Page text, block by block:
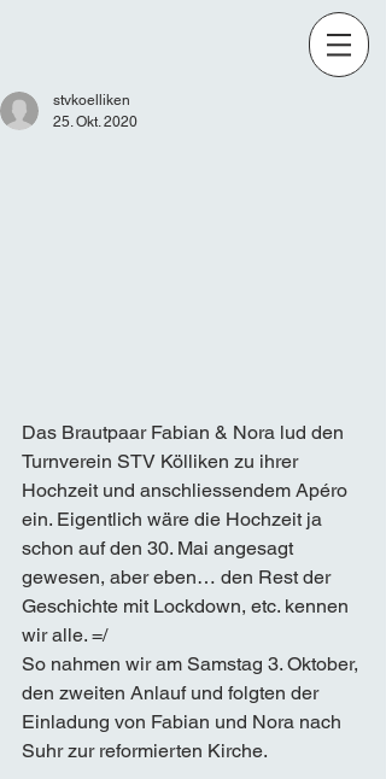
stvkoelliken
25. Okt. 2020
Das Brautpaar Fabian & Nora lud den
Turnverein STV Kölliken zu ihrer
Hochzeit und anschliessendem Apéro
ein. Eigentlich wäre die Hochzeit ja
schon auf den 30. Mai angesagt
gewesen, aber eben… den Rest der
Geschichte mit Lockdown, etc. kennen
wir alle. =/
So nahmen wir am Samstag 3. Oktober,
den zweiten Anlauf und folgten der
Einladung von Fabian und Nora nach
Suhr zur reformierten Kirche.